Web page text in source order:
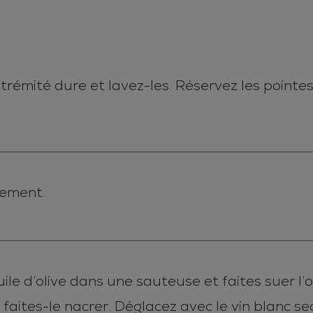
dure et lavez-les. Réservez les
d’olive dans une sauteuse et faites suer
le nacrer. Déglacez avec le vin blanc